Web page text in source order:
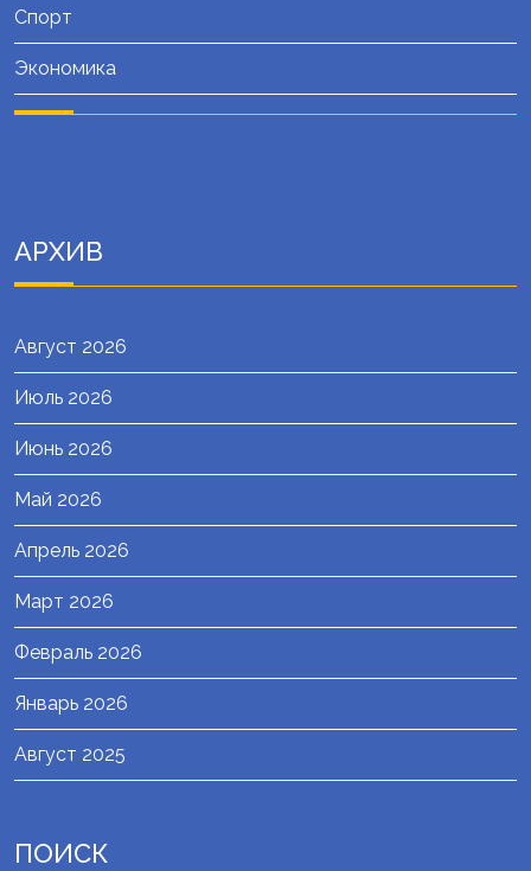
Спорт
Экономика
АРХИВ
Август 2026
Июль 2026
Июнь 2026
Май 2026
Апрель 2026
Март 2026
Февраль 2026
Январь 2026
Август 2025
ПОИСК